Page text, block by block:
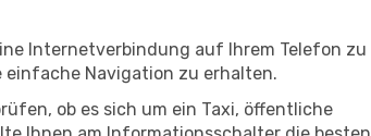
Internetverbindung auf Ihrem Telefon zu
einfache Navigation zu erhalten.
ob es sich um ein Taxi, öffentliche